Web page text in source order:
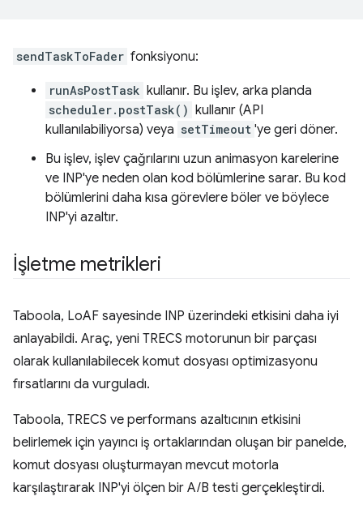
sendTaskToFader fonksiyonu:
runAsPostTask kullanır. Bu işlev, arka planda
scheduler.postTask() kullanır (API
kullanılabiliyorsa) veya setTimeout 'ye geri döner.
Bu işlev, işlev çağrılarını uzun animasyon karelerine
ve INP'ye neden olan kod bölümlerine sarar. Bu kod
bölümlerini daha kısa görevlere böler ve böylece
INP'yi azaltır.
İşletme metrikleri
Taboola, LoAF sayesinde INP üzerindeki etkisini daha iyi
anlayabildi. Araç, yeni TRECS motorunun bir parçası
olarak kullanılabilecek komut dosyası optimizasyonu
fırsatlarını da vurguladı.
Taboola, TRECS ve performans azaltıcının etkisini
belirlemek için yayıncı iş ortaklarından oluşan bir panelde,
komut dosyası oluşturmayan mevcut motorla
karşılaştırarak INP'yi ölçen bir A/B testi gerçekleştirdi.